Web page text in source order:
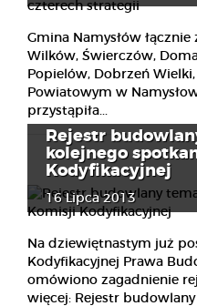
Gmina Namysłów
Wilków, Świerczów,
Popielów, Dobrzeń
Powiatowym w
przystąpiła...
Rejestr
kolejnego
Kodyfikacyjnej
16 Lipca 2013
Na dziewiętnastym już
Kodyfikacyjnej Prawa
omówiono zagadnienie
więcej: Rejestr